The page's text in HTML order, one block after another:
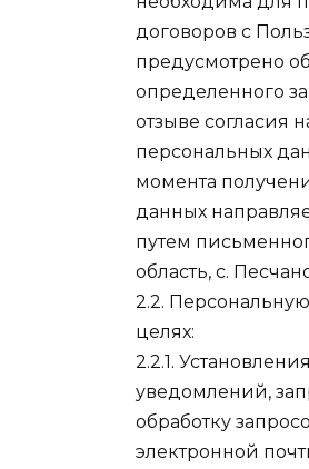
договоров с
предусмотрено
определенного
отзыве согласия
персональных
момента
данных
путем
область, с.
2.2.
целях:
2.2.1.
уведомлений,
обработку
электронной